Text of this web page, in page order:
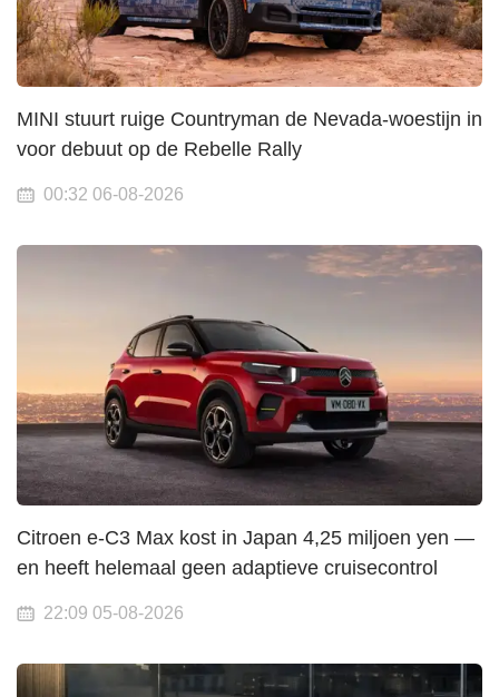
MINI stuurt ruige Countryman de Nevada-woestijn in
voor debuut op de Rebelle Rally
00:32 06-08-2026
Citroen e-C3 Max kost in Japan 4,25 miljoen yen —
en heeft helemaal geen adaptieve cruisecontrol
22:09 05-08-2026